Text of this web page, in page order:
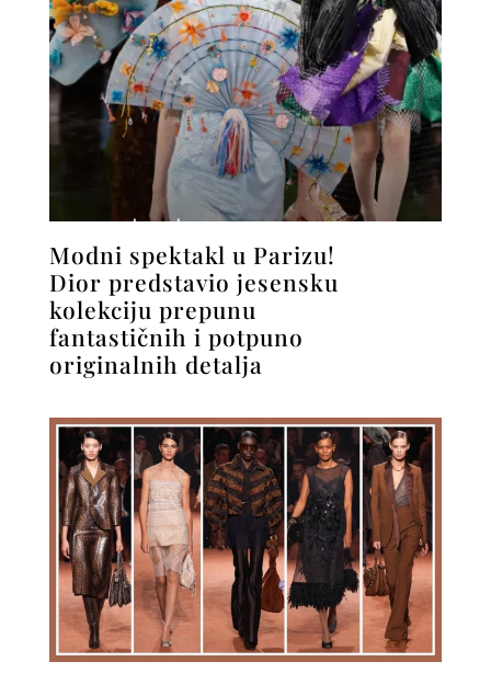
Modni spektakl u Parizu!
Dior predstavio jesensku
kolekciju prepunu
fantastičnih i potpuno
originalnih detalja